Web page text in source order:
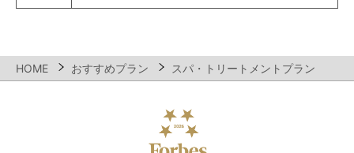
HOME おすすめプラン スパ・トリートメントプラン